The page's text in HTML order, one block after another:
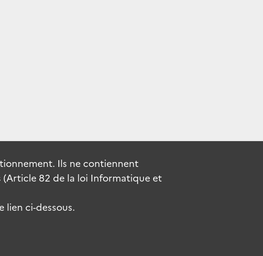
Ils ne contiennent
82 de la loi Informatique et
lien ci-dessous.